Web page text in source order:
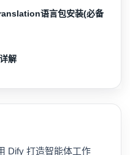
Dify 打造智能体工作
语言包安装(必备
解